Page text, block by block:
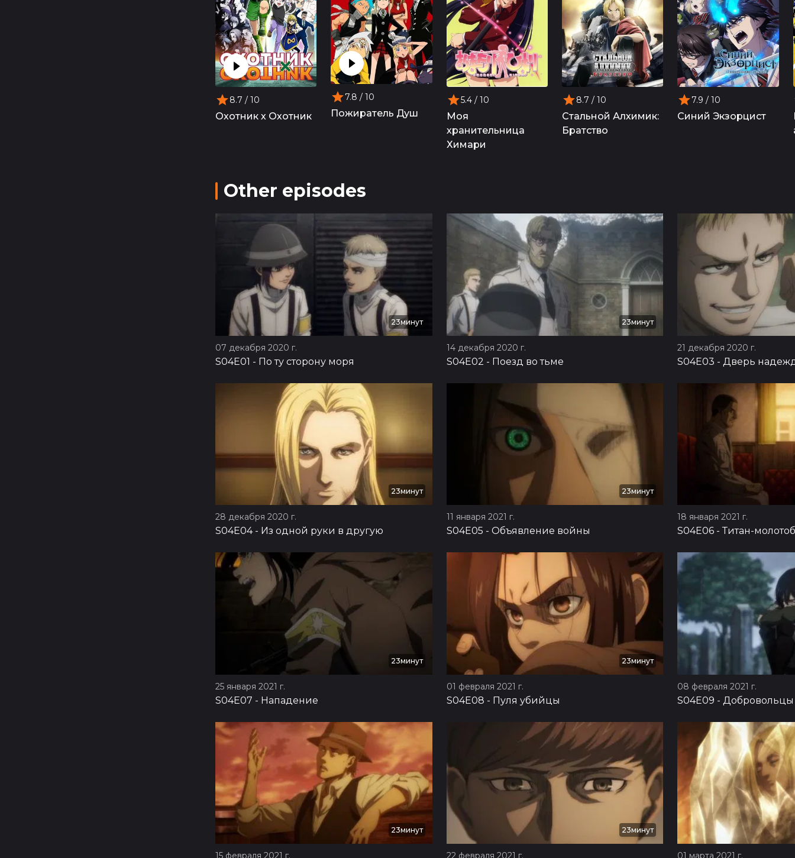
8.7 / 10
Охотник х Охотник
7.8 / 10
Пожиратель Душ
5.4/ 10
Моя
хранительница
Химари
8.7 / 10
Стальной Алхимик:
Братство
7.9 / 10
Синий Экзорцист
Other episodes
23минут
07 декабря 2020 г.
S04E01 - По ту сторону моря
23минут
14 декабря 2020 г.
S04E02 - Поезд во тьме
21 декабря 2020 г.
S04E03 - Дверь
23минут
28 декабря 2020 г.
S04E04- Из одной руки в другую
23минут
11 января 2021 г.
S04E05 - Объявление войны
18 января 2021 г.
S04E06 - Титан-
23минут
25 января 2021 г.
S04E07 - Нападение
23минут
01 февраля 2021 г.
S04E08 - Пуля убийцы
08 февраля 2021 г.
S04E09 - Добровольцы
23минут
15 февраля 2021 г.
23минут
22 февраля 2021 г. 01 марта 2021 г.